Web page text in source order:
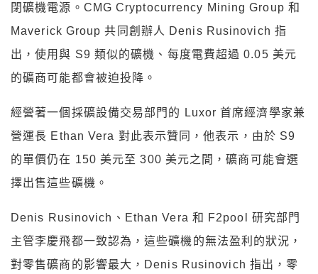
閉礦機電源。CMG Cryptocurrency Mining Group 和
Maverick Group 共同創辦人 Denis Rusinovich 指
出，使用與 S9 類似的礦機、每度電費超過 0.05 美元
的礦商可能都會被迫投降。
經營著一個採礦設備交易部門的 Luxor 首席經濟學家兼
營運長 Ethan Vera 對此表示贊同，他表示，由於 S9
的單價仍在 150 美元至 300 美元之間，礦商可能會選
擇出售這些礦機。
Denis Rusinovich、Ethan Vera 和 F2pool 研究部門
主管李慶飛都一致認為，這些礦機的無法盈利的狀況，
對零售礦商的影響最大，Denis Rusinovich 指出，零